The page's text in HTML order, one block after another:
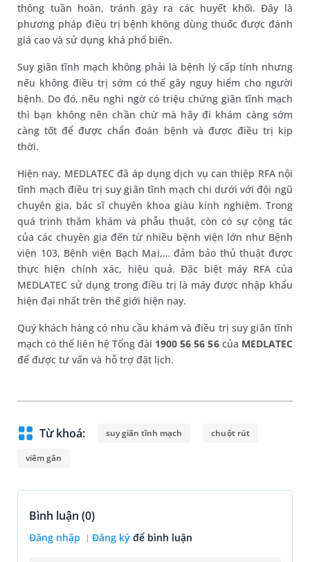
thông tuần hoàn, tránh gây ra các huyết khối. Đây là
phương pháp điều trị bệnh không dùng thuốc được đánh
giá cao và sử dụng khá phổ biến.
Suy giãn tĩnh mạch không phải là bệnh lý cấp tính nhưng
nếu không điều trị sớm có thể gây nguy hiểm cho người
bệnh. Do đó, nếu nghi ngờ có triệu chứng giãn tĩnh mạch
thì bạn không nên chần chừ mà hãy đi khám càng sớm
càng tốt để được chẩn đoán bệnh và được điều trị kịp
thời.
Hiện nay, MEDLATEC đã áp dụng dịch vụ can thiệp RFA nội
tĩnh mạch điều trị suy giãn tĩnh mạch chi dưới với đội ngũ
chuyên gia, bác sĩ chuyên khoa giàu kinh nghiệm. Trong
quá trình thăm khám và phẫu thuật, còn có sự cộng tác
của các chuyên gia đến từ nhiều bệnh viện lớn như Bệnh
viện 103, Bệnh viện Bạch Mai,… đảm bảo thủ thuật được
thực hiện chính xác, hiệu quả. Đặc biệt máy RFA của
MEDLATEC sử dụng trong điều trị là máy được nhập khẩu
hiện đại nhất trên thế giới hiện nay.
Quý khách hàng có nhu cầu khám và điều trị suy giãn tĩnh
mạch có thể liên hệ Tổng đài 1900 56 56 56 của MEDLATEC
để được tư vấn và hỗ trợ đặt lịch.
Từ khoá: suy giãn tĩnh mạch chuột rút
viêm gân
Bình luận (0)
Đăng nhập Đăng ký để bình luận